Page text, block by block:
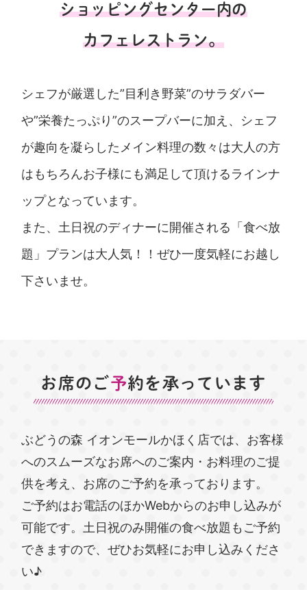
ショッピングセンター内の
カフェレストラン。
シェフが厳選した”目利き野菜”のサラダバー
や”栄養たっぷり”のスープバーに加え、シェフ
が趣向を凝らしたメイン料理の数々は大人の方
はもちろんお子様にも満足して頂けるラインナ
ップとなっています。
また、土日祝のディナーに開催される「食べ放
題」プランは大人気！！ぜひ一度気軽にお越し
下さいませ。
お席のご予約を承っています
ぶどうの森 イオンモールかほく店では、お客様
へのスムーズなお席へのご案内・お料理のご提
供を考え、お席のご予約を承っております。
ご予約はお電話のほかWebからのお申し込みが
可能です。土日祝のみ開催の食べ放題もご予約
できますので、ぜひお気軽にお申し込みくださ
い♪